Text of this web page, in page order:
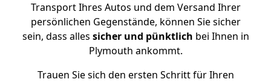
Transport Ihres Autos und dem Versand Ihrer
persönlichen Gegenstände, können Sie sicher
sein, dass alles sicher und pünktlich bei Ihnen in
Plymouth ankommt.
Trauen Sie sich den ersten Schritt für Ihren